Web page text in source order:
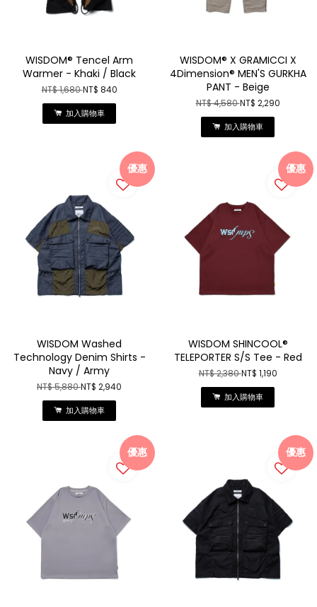
WISDOM® Tencel Arm
Warmer - Khaki / Black
NT$ 1,680NT$ 840
加入購物車
WISDOM® X GRAMICCI X
4Dimension® MEN'S GURKHA
PANT - Beige
NT$ 4,580NT$ 2,290
加入購物車
優惠
WISDOM Washed
Technology Denim Shirts -
Navy / Army
NT$ 5,880NT$ 2,940
加入購物車
優惠
WISDOM SHINCOOL®
TELEPORTER S/S Tee - Red
NT$ 2,380NT$ 1,190
加入購物車
優惠 優惠